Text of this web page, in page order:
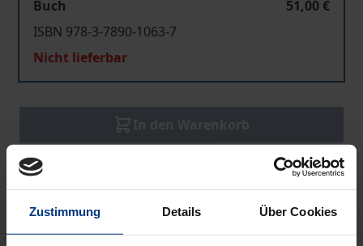
Zustimmung Details Über Cookies
Buch
51,00 €
ISBN 978-3-7890-1063-7
Nicht lieferbar
Hinweise zu Versandkosten